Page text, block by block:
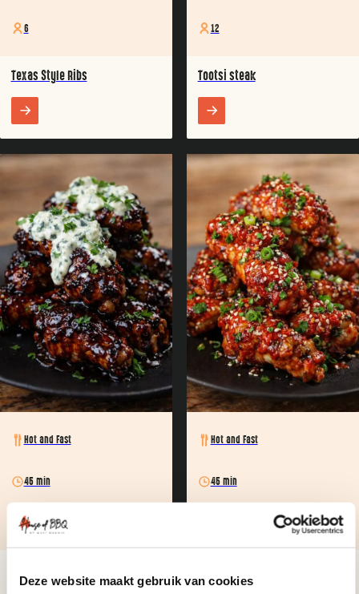
Deze website maakt gebruik van cookies
6
Texas Style Ribs
12
Tootsi steak
Hot and Fast
45 min
10
Sauce
Hot and Fast
45 min